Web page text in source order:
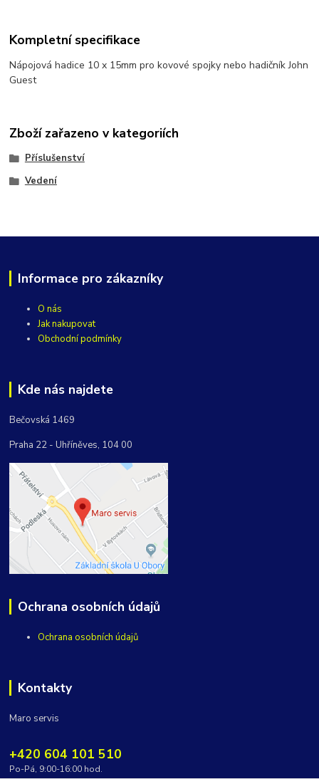
Kompletní specifikace
Nápojová hadice 10 x 15mm pro kovové spojky nebo hadičník John
Guest
Zboží zařazeno v kategoriích
Příslušenství
Vedení
Informace pro zákazníky
O nás
Jak nakupovat
Obchodní podmínky
Kde nás najdete
Bečovská 1469
Praha 22 - Uhříněves, 104 00
Ochrana osobních údajů
Ochrana osobních údajů
Kontakty
Maro servis
+420 604 101 510
Po-Pá, 9:00-16:00 hod.